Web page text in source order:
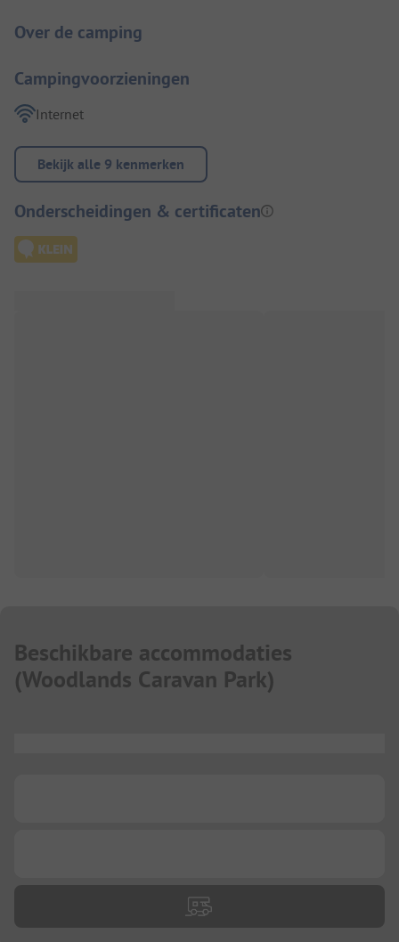
Over de camping
Campingvoorzieningen
Internet
Bekijk alle 9 kenmerken
Onderscheidingen & certificaten
Beschikbare accommodaties
(Woodlands Caravan Park)